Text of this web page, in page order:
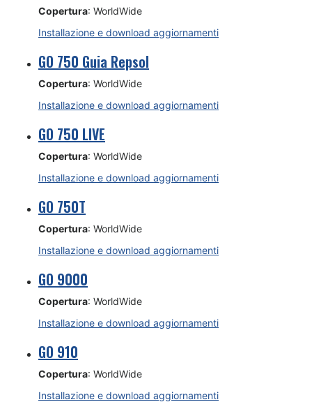
Copertura: WorldWide
Installazione e download aggiornamenti
GO 750 Guia Repsol
Copertura: WorldWide
Installazione e download aggiornamenti
GO 750 LIVE
Copertura: WorldWide
Installazione e download aggiornamenti
GO 750T
Copertura: WorldWide
Installazione e download aggiornamenti
GO 9000
Copertura: WorldWide
Installazione e download aggiornamenti
GO 910
Copertura: WorldWide
Installazione e download aggiornamenti